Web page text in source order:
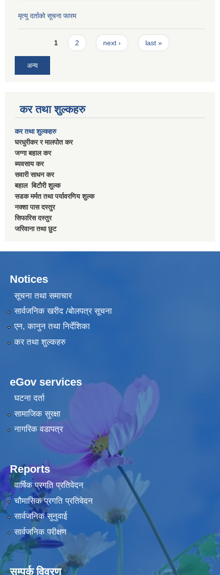
मृत्यु दर्ताकाे सूचना फारम
Pages1 2 next › last »
अन्य
कर तथा शुल्कहरु
कर तथा शुल्कहरु
घरधुरीकर र मालपाेत कर
जग्गा बहाल कर
ब्यवसाय कर
सवारी साधन कर
बहाल बिटाैरी शुल्क
सडक मर्मत तथा पर्यावरणिय शुल्क
नक्शा पास दस्तुर
सिफारिस दस्तुर
जरिवाना तथा छुट
Notices
सूचना तथा समाचार
सार्वजनिक खरीद /बोलपत्र सूचना
एन, कानुन तथा निर्देशिका
कर तथा शुल्कहरु
eGov services
घटना दर्ता
सामाजिक सुरक्षा
नागरिक वडापत्र
Reports
वार्षिक प्रगति प्रतिवेदन
चौमासिक प्रगति प्रतिवेदन
सार्वजनिक सुनुवाई
सार्वजनिक परीक्षण
सम्पर्क विवरण